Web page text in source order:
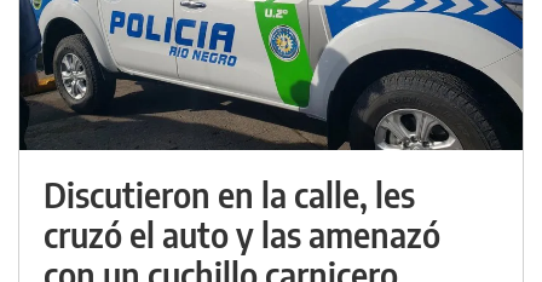
Discutieron en la calle, les
cruzó el auto y las amenazó